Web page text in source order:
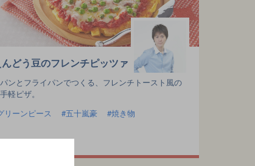
んどう豆のフレンチピッツァ
ンとフライパンでつくる、フレンチトースト風の
軽ピザ。
リーンピース
五十嵐豪 焼き物